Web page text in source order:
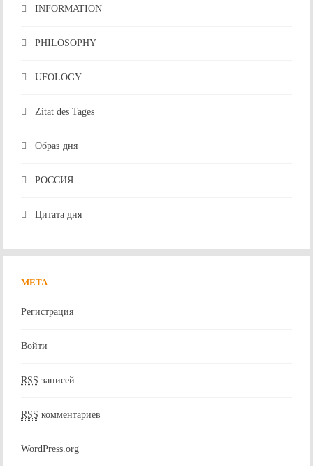
INFORMATION
PHILOSOPHY
UFOLOGY
Zitat des Tages
Образ дня
РОССИЯ
Цитата дня
МЕТА
Регистрация
Войти
RSS записей
RSS комментариев
WordPress.org